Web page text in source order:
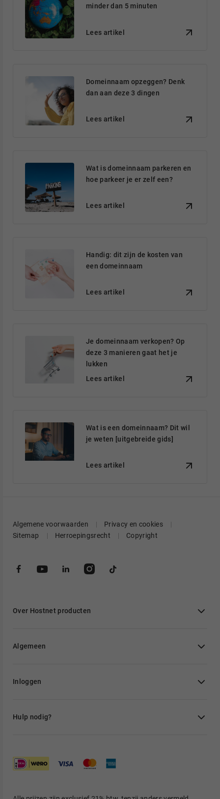
minder dan 5 minuten
Lees artikel
Domeinnaam opzeggen? Denk
dan aan deze 3 dingen
Lees artikel
Wat is domeinnaam parkeren en
hoe parkeer je er zelf een?
Lees artikel
Handig: dit zijn de kosten van
een domeinnaam
Lees artikel
Je domeinnaam verkopen? Op
deze 3 manieren gaat het je
lukken
Lees artikel
Wat is een domeinnaam? Dit wil
je weten [uitgebreide gids]
Lees artikel
Algemene voorwaarden
Privacy en cookies
Sitemap
Herroepingsrecht Copyright
Over Hostnet producten
Algemeen
Inloggen
Hulp nodig?